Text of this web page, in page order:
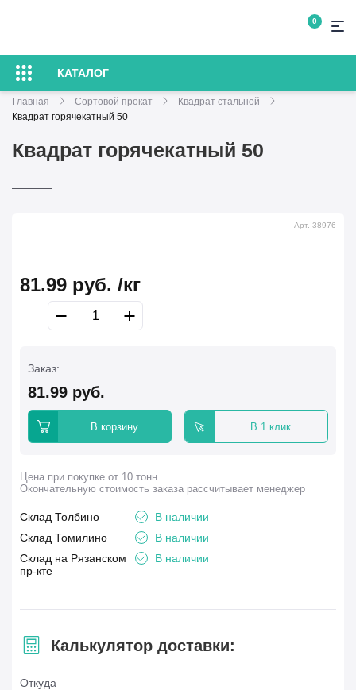
0
КАТАЛОГ
Главная Сортовой прокат
Квадрат стальной
Квадрат горячекатный 50
Квадрат горячекатный 50
Арт. 38976
81.99 руб. /кг
Заказ:
81.99 руб.
В корзину В 1 клик
Цена при покупке от 10 тонн.
Окончательную стоимость заказа рассчитывает менеджер
Склад Толбино
В наличии
Склад Томилино
В наличии
Склад на Рязанском
пр-кте
В наличии
Калькулятор доставки:
Откуда